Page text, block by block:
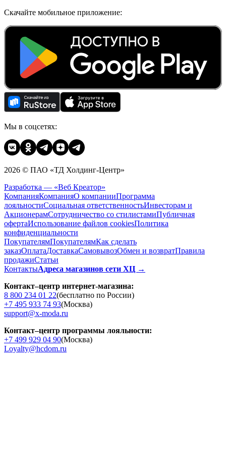
Скачайте мобильное приложение:
Мы в соцсетях:
2026 © ПАО «ТД Холдинг-Центр»
Разработка — «Веб Креатор»
КомпанияКомпанияО компанииПрограмма
лояльностиСоциальная ответственностьИнвесторам и
АкционерамСотрудничество со стилистамиПубличная
офертаИспользование файлов cookiesПолитика
конфиденциальности
ПокупателямПокупателямКак сделать
заказОплатаДоставкаCамовывозОбмен и возвратПравила
продажиСтатьи
КонтактыАдреса магазинов сети ХЦ →
Контакт–центр интернет-магазина:
8 800 234 01 22(бесплатно по России)
+7 495 933 74 93(Москва)
support@x-moda.ru
Контакт–центр программы лояльности:
+7 499 929 04 90(Москва)
Loyalty@hcdom.ru